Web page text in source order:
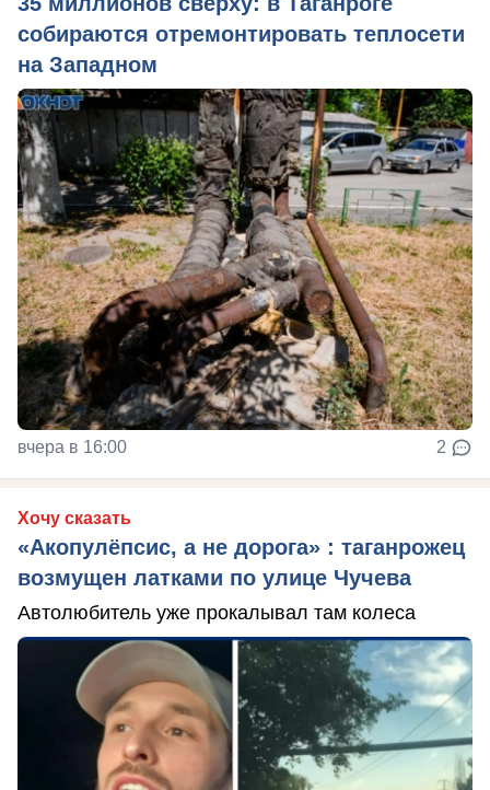
собираются отремонтировать теплосети
на Западном
вчера в 16:00 2
Хочу сказать
«Акопулёпсис, а не дорога» : таганрожец
возмущен латками по улице Чучева
Автолюбитель уже прокалывал там колеса